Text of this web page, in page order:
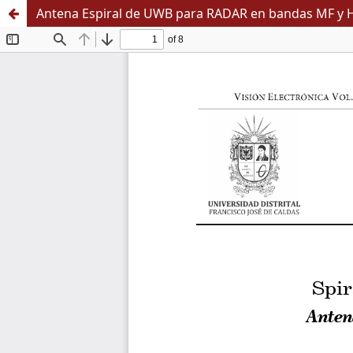
Antena Espiral de UWB para RADAR en bandas MF y